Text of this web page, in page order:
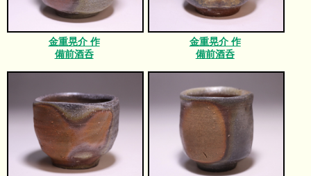
金重晃介 作
備前酒呑
金重晃介 作
備前酒呑